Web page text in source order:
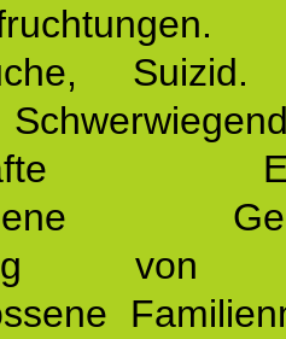
Suizid.
von